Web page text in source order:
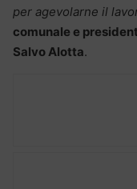
per agevolarne il
comunale e
Salvo Alotta.